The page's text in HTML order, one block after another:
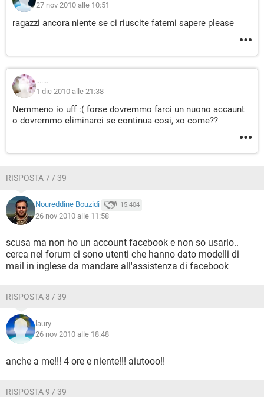
27 nov 2010 alle 10:51
ragazzi ancora niente se ci riuscite fatemi sapere please
.......
1 dic 2010 alle 21:38
Nemmeno io uff :( forse dovremmo farci un nuono accaunt
o dovremmo eliminarci se continua cosi, xo come??
RISPOSTA 7 / 39
Noureddine Bouzidi 15.404
26 nov 2010 alle 11:58
scusa ma non ho un account facebook e non so usarlo..
cerca nel forum ci sono utenti che hanno dato modelli di
mail in inglese da mandare all'assistenza di facebook
RISPOSTA 8 / 39
laury
26 nov 2010 alle 18:48
anche a me!!! 4 ore e niente!!! aiutooo!!
RISPOSTA 9 / 39